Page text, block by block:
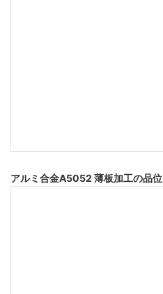
アルミ合金A5052 薄板加工の品位